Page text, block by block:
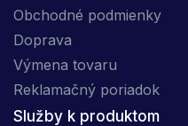
Obchodné podmienky
Doprava
Výmena tovaru
Reklamačný poriadok
Služby k produktom